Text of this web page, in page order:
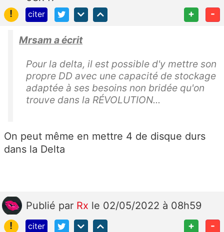
!
citer + -
Mrsam a écrit
Pour la delta, il est possible d'y mettre son
propre DD avec une capacité de stockage
adaptée à ses besoins non bridée qu'on
trouve dans la RÉVOLUTION...
On peut même en mettre 4 de disque durs
dans la Delta
Publié par Rx le 02/05/2022 à 08h59
!
citer + -